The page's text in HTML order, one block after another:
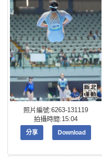
照片編號:6263-131119
拍攝時間:15:04
分享 Download